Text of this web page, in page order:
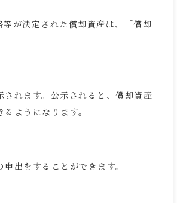
が決定された償却資産は、「償却
れます。公示されると、償却資産
ようになります。
出をすることができます。